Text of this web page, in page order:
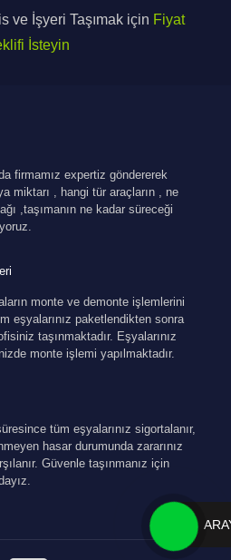
ve İşyeri Taşımak için Fiyat
İsteyin
firmamız expertiz göndererek
miktarı , hangi tür araçların , ne
,taşımanın ne kadar süreceği
monte ve demonte işlemlerini
eşyalarınız paketlendikten sonra
taşınmaktadır. Eşyalarınız
monte işlemi yapılmaktadır.
tüm eşyalarınız sigortalanır,
hasar durumunda zararınız
Güvenle taşınmanız için